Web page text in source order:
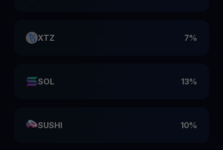
XTZ 7%
SOL 13%
SUSHI 10%